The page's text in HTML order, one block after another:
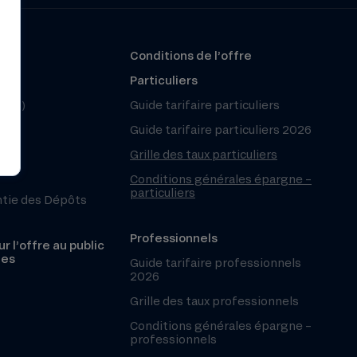
des Dépôts
l’offre au public
Conditions de l’offre
Particuliers
Guide tarifaire particuliers
Guide tarifaire particuliers 2026
Grille des taux particuliers
Conditions générales épargne –
particuliers
Professionnels
Guide tarifaire professionnels
2026
Grille des taux professionnels
Conditions générales épargne –
professionnels